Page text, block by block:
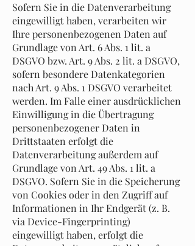
Sofern Sie in die Datenverarbeitung
eingewilligt haben, verarbeiten wir
Ihre personenbezogenen Daten auf
Grundlage von Art. 6 Abs. 1 lit. a
DSGVO bzw. Art. 9 Abs. 2 lit. a DSGVO,
sofern besondere Datenkategorien
nach Art. 9 Abs. 1 DSGVO verarbeitet
werden. Im Falle einer ausdrücklichen
Einwilligung in die Übertragung
personenbezogener Daten in
Drittstaaten erfolgt die
Datenverarbeitung außerdem auf
Grundlage von Art. 49 Abs. 1 lit. a
DSGVO. Sofern Sie in die Speicherung
von Cookies oder in den Zugriff auf
Informationen in Ihr Endgerät (z. B.
via Device-Fingerprinting)
eingewilligt haben, erfolgt die